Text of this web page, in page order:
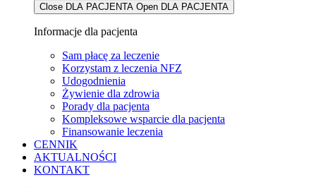
Close DLA PACJENTA Open DLA PACJENTA
Informacje dla pacjenta
Sam płacę za leczenie
Korzystam z leczenia NFZ
Udogodnienia
Żywienie dla zdrowia
Porady dla pacjenta
Kompleksowe wsparcie dla pacjenta
Finansowanie leczenia
CENNIK
AKTUALNOŚCI
KONTAKT